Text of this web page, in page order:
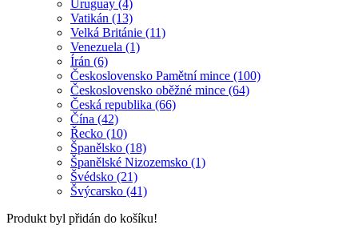
Uruguay (4)
Vatikán (13)
Velká Británie (11)
Venezuela (1)
Írán (6)
Československo Pamětní mince (100)
Československo oběžné mince (64)
Česká republika (66)
Čína (42)
Řecko (10)
Španělsko (18)
Španělské Nizozemsko (1)
Švédsko (21)
Švýcarsko (41)
Produkt byl přidán do košíku!